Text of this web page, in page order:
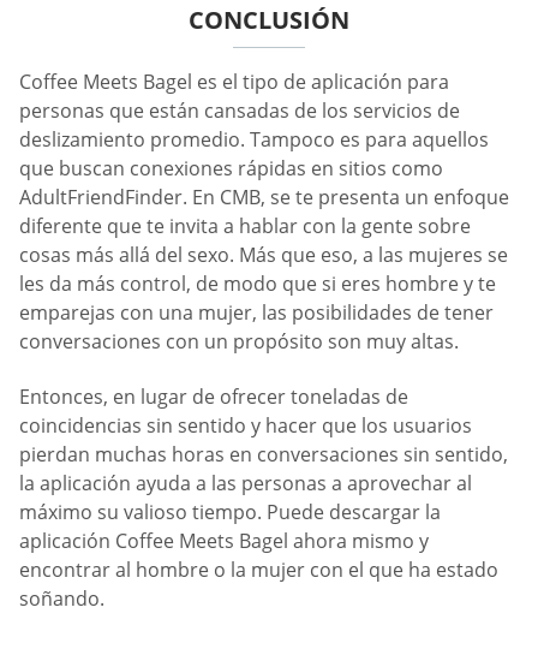
CONCLUSIÓN
Coffee Meets Bagel es el tipo de aplicación para
personas que están cansadas de los servicios de
deslizamiento promedio. Tampoco es para aquellos
que buscan conexiones rápidas en sitios como
AdultFriendFinder. En CMB, se te presenta un enfoque
diferente que te invita a hablar con la gente sobre
cosas más allá del sexo. Más que eso, a las mujeres se
les da más control, de modo que si eres hombre y te
emparejas con una mujer, las posibilidades de tener
conversaciones con un propósito son muy altas.
Entonces, en lugar de ofrecer toneladas de
coincidencias sin sentido y hacer que los usuarios
pierdan muchas horas en conversaciones sin sentido,
la aplicación ayuda a las personas a aprovechar al
máximo su valioso tiempo. Puede descargar la
aplicación Coffee Meets Bagel ahora mismo y
encontrar al hombre o la mujer con el que ha estado
soñando.